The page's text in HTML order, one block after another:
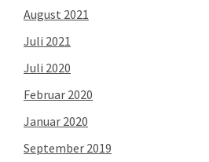
August 2021
Juli 2021
Juli 2020
Februar 2020
Januar 2020
September 2019